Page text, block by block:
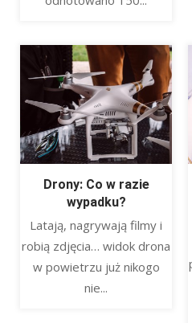
Drony: Co w razie
wypadku?
Latają, nagrywają filmy i
robią zdjęcia… widok drona
w powietrzu już nikogo
nie...